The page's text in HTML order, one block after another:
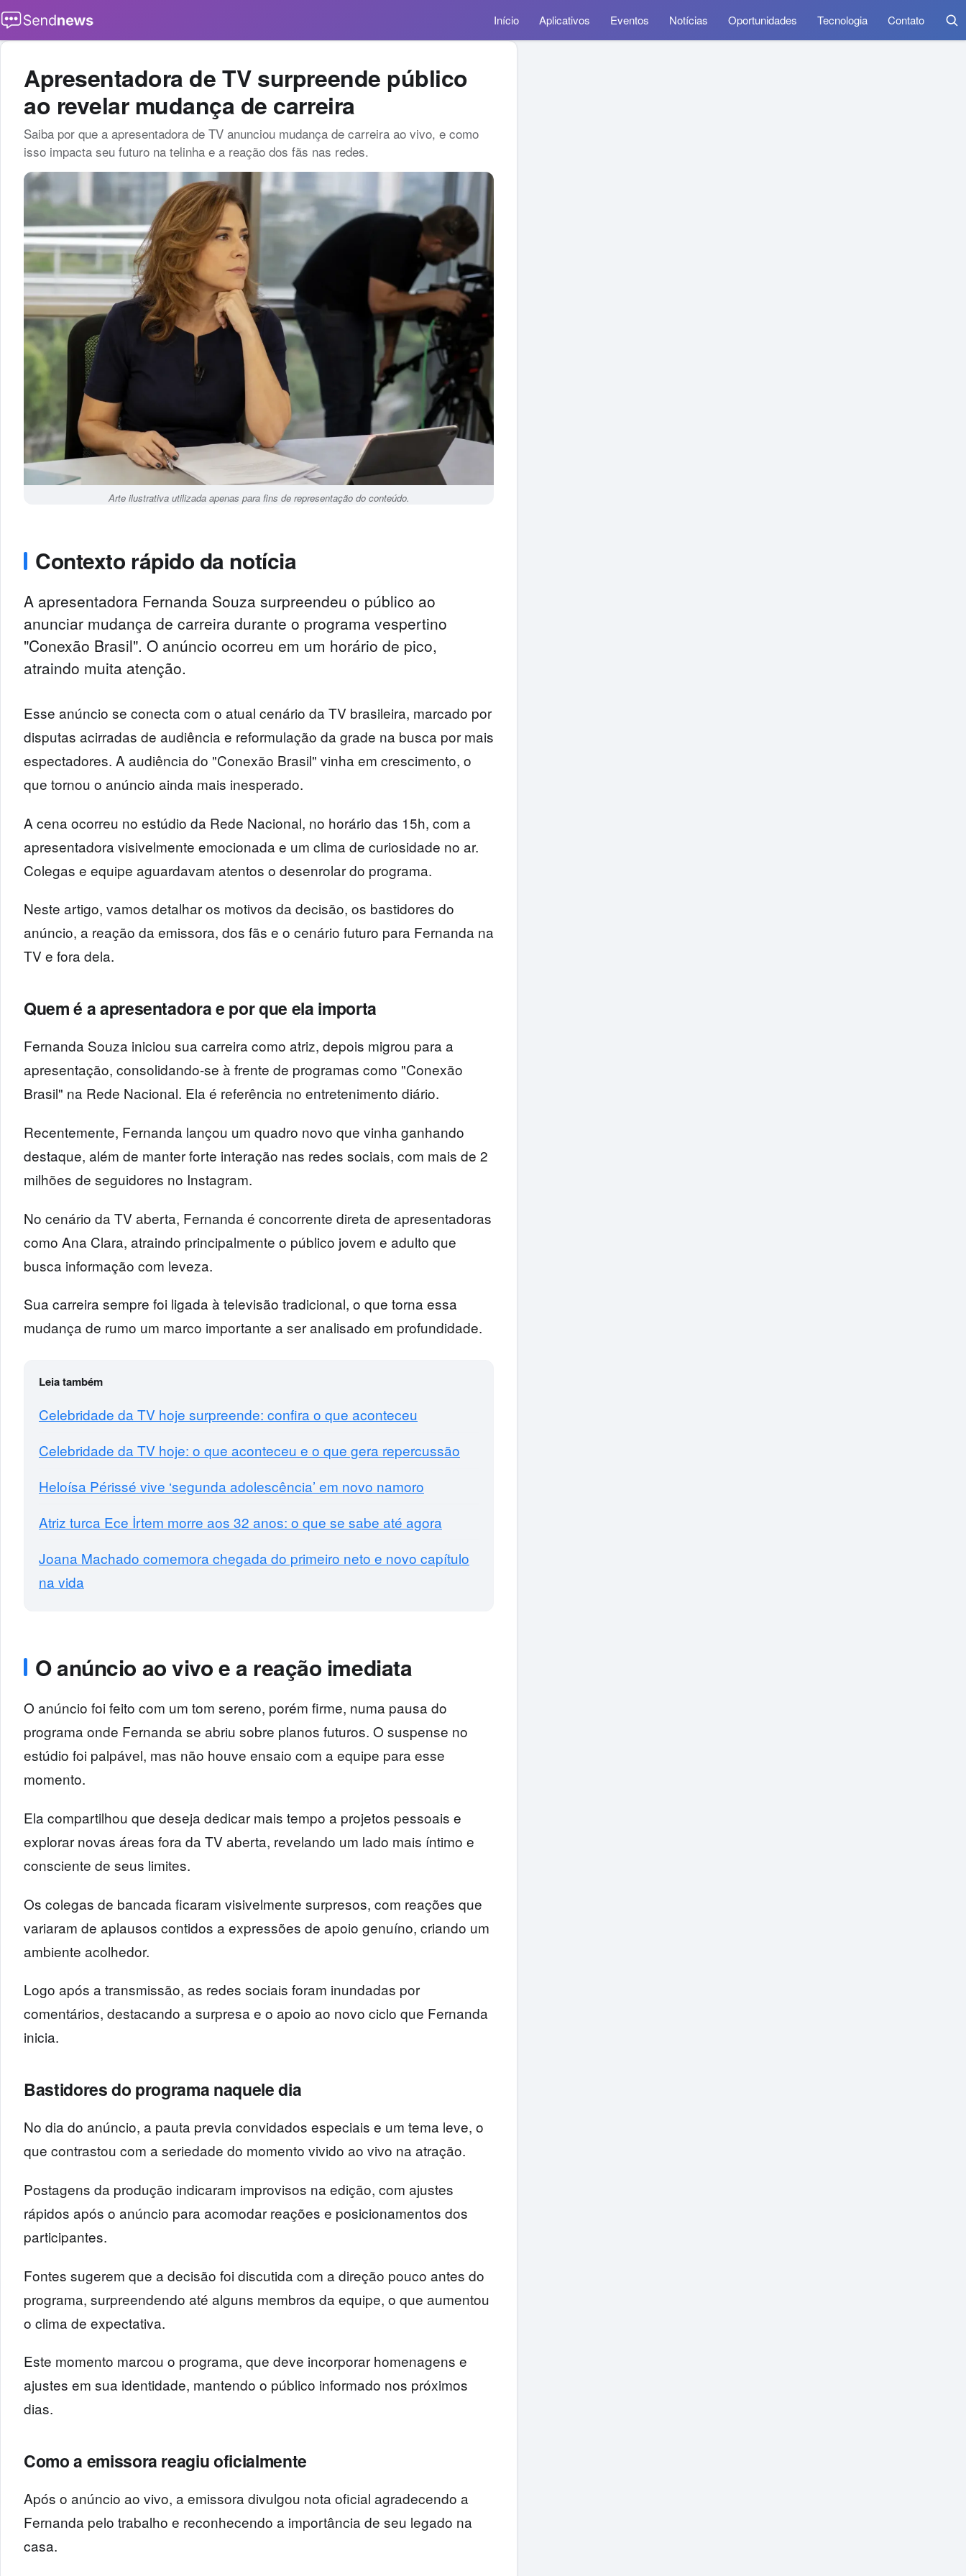
Início Aplicativos Eventos Notícias Oportunidades Tecnologia Contato
Apresentadora de TV surpreende público
ao revelar mudança de carreira
Saiba por que a apresentadora de TV anunciou mudança de carreira ao vivo, e como
isso impacta seu futuro na telinha e a reação dos fãs nas redes.
Arte ilustrativa utilizada apenas para fins de representação do conteúdo.
Contexto rápido da notícia
A apresentadora Fernanda Souza surpreendeu o público ao
anunciar mudança de carreira durante o programa vespertino
"Conexão Brasil". O anúncio ocorreu em um horário de pico,
atraindo muita atenção.
Esse anúncio se conecta com o atual cenário da TV brasileira, marcado por
disputas acirradas de audiência e reformulação da grade na busca por mais
espectadores. A audiência do "Conexão Brasil" vinha em crescimento, o
que tornou o anúncio ainda mais inesperado.
A cena ocorreu no estúdio da Rede Nacional, no horário das 15h, com a
apresentadora visivelmente emocionada e um clima de curiosidade no ar.
Colegas e equipe aguardavam atentos o desenrolar do programa.
Neste artigo, vamos detalhar os motivos da decisão, os bastidores do
anúncio, a reação da emissora, dos fãs e o cenário futuro para Fernanda na
TV e fora dela.
Quem é a apresentadora e por que ela importa
Fernanda Souza iniciou sua carreira como atriz, depois migrou para a
apresentação, consolidando-se à frente de programas como "Conexão
Brasil" na Rede Nacional. Ela é referência no entretenimento diário.
Recentemente, Fernanda lançou um quadro novo que vinha ganhando
destaque, além de manter forte interação nas redes sociais, com mais de 2
milhões de seguidores no Instagram.
No cenário da TV aberta, Fernanda é concorrente direta de apresentadoras
como Ana Clara, atraindo principalmente o público jovem e adulto que
busca informação com leveza.
Sua carreira sempre foi ligada à televisão tradicional, o que torna essa
mudança de rumo um marco importante a ser analisado em profundidade.
Leia também
Celebridade da TV hoje surpreende: confira o que aconteceu
Celebridade da TV hoje: o que aconteceu e o que gera repercussão
Heloísa Périssé vive ‘segunda adolescência’ em novo namoro
Atriz turca Ece İrtem morre aos 32 anos: o que se sabe até agora
Joana Machado comemora chegada do primeiro neto e novo capítulo
na vida
O anúncio ao vivo e a reação imediata
O anúncio foi feito com um tom sereno, porém firme, numa pausa do
programa onde Fernanda se abriu sobre planos futuros. O suspense no
estúdio foi palpável, mas não houve ensaio com a equipe para esse
momento.
Ela compartilhou que deseja dedicar mais tempo a projetos pessoais e
explorar novas áreas fora da TV aberta, revelando um lado mais íntimo e
consciente de seus limites.
Os colegas de bancada ficaram visivelmente surpresos, com reações que
variaram de aplausos contidos a expressões de apoio genuíno, criando um
ambiente acolhedor.
Logo após a transmissão, as redes sociais foram inundadas por
comentários, destacando a surpresa e o apoio ao novo ciclo que Fernanda
inicia.
Bastidores do programa naquele dia
No dia do anúncio, a pauta previa convidados especiais e um tema leve, o
que contrastou com a seriedade do momento vivido ao vivo na atração.
Postagens da produção indicaram improvisos na edição, com ajustes
rápidos após o anúncio para acomodar reações e posicionamentos dos
participantes.
Fontes sugerem que a decisão foi discutida com a direção pouco antes do
programa, surpreendendo até alguns membros da equipe, o que aumentou
o clima de expectativa.
Este momento marcou o programa, que deve incorporar homenagens e
ajustes em sua identidade, mantendo o público informado nos próximos
dias.
Como a emissora reagiu oficialmente
Após o anúncio ao vivo, a emissora divulgou nota oficial agradecendo a
Fernanda pelo trabalho e reconhecendo a importância de seu legado na
casa.